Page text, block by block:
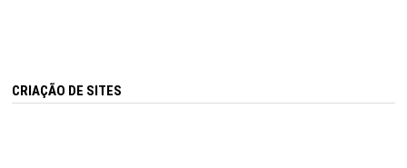
CRIAÇÃO DE SITES